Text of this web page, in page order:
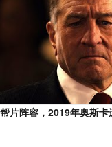
片阵容，2019年奥斯